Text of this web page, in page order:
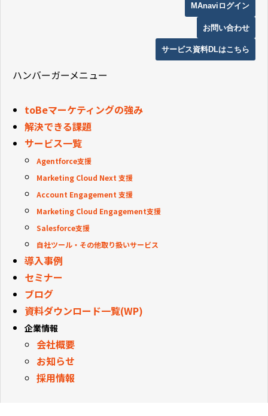
MAnaviログイン
お問い合わせ
サービス資料DLはこちら
ハンバーガーメニュー
toBeマーケティングの強み
解決できる課題
サービス一覧
Agentforce支援
Marketing Cloud Next 支援
Account Engagement 支援
Marketing Cloud Engagement支援
Salesforce支援
自社ツール・その他取り扱いサービス
導入事例
セミナー
ブログ
資料ダウンロード一覧(WP)
企業情報
会社概要
お知らせ
採用情報